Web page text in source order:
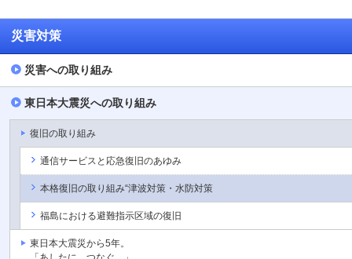
災害対策
災害への取り組み
東日本大震災への取り組み
復旧の取り組み
通信サービスと応急復旧のあゆみ
本格復旧の取り組み“津波対策・水防対策
福島における避難指示区域の復旧
東日本大震災から5年。